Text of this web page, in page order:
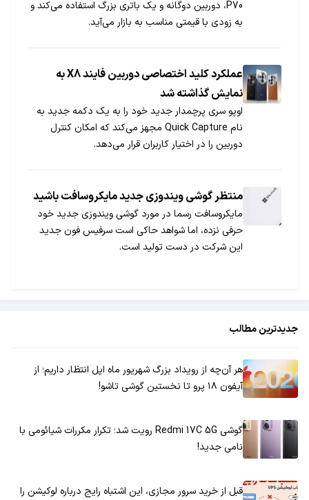
P70، دوربین دوگانه و یک باتری بزرگ استفاده می‌کند و
به زودی با قیمتی مناسب به بازار می‌آید.
عملکرد کلید اختصاصی دوربین فایند X8 به
نمایش گذاشته شد
اوپو سری پرچمدار جدید خود را به یک دکمه جدید به
نام Quick Capture مجهز می‌کند که امکان کنترل
دوربین را در اختیار کاربران قرار می‌دهد.
منتظر گوشی ویندوزی جدید مایکروسافت باشید
مایکروسافت رسما در مورد گوشی ویندوزی جدید خود
حرفی نزده، اما شواهد حاکی است سرفیس فون جدید
این شرکت در دست تولید است.
جدیدترین مطالب
هر آن‌چه از رویداد بزرگ شهریور ماه اپل انتظار داریم؛ از
آیفون ۱۸ پرو تا نخستین گوشی تاشو!
گوشی Redmi 17C 5G رویت شد؛ تکرار مکررات شیائومی با
نامی جدید!
قبل از خرید سرور مجازی، این اشتباه رایج درباره لوکیشن را